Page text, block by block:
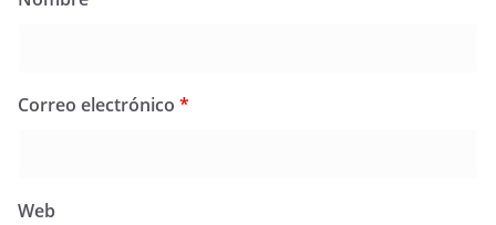
Correo electrónico *
Web